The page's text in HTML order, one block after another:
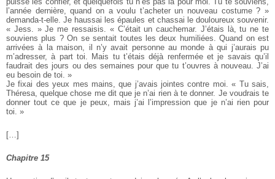
l’année dernière, quand on a voulu t’acheter un nouveau costume ? »
demanda-t-elle. Je haussai les épaules et chassai le douloureux souvenir.
« Jess. » Je me ressaisis. « C’était un cauchemar. J’étais là, tu ne te
souviens plus ? On se sentait toutes les deux humiliées. Quand on est
arrivées à la maison, il n’y avait personne au monde à qui j’aurais pu
m’adresser, à part toi. Mais tu t’étais déjà renfermée et je savais qu’il
faudrait des jours ou des semaines pour que tu t’ouvres à nouveau. J’ai
eu besoin de toi. »
Je fixai des yeux mes mains, que j’avais jointes contre moi. « Tu sais,
Théresa, quelque chose me dit que je n’ai rien à te donner. Je voudrais te
donner tout ce que je peux, mais j’ai l’impression que je n’ai rien pour
toi. »
[…]
Chapitre 15